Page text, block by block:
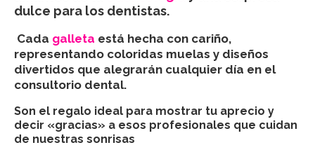
dulce para los dentistas.
Cada galleta está hecha con cariño,
representando coloridas muelas y diseños
divertidos que alegrarán cualquier día en el
consultorio dental.
Son el regalo ideal para mostrar tu aprecio y
decir «gracias» a esos profesionales que cuidan
de nuestras sonrisas